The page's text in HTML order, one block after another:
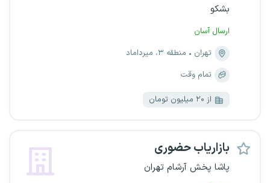
بشکو
ارسال آسان
تهران
منطقه ۳، میرداماد
تمام وقت
از ۲۰ میلیون تومان
بازاریاب حضوری
پاشا پخش آرشام تهران